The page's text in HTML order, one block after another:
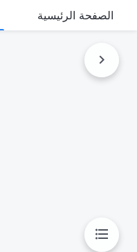
الصفحة الرئيسية